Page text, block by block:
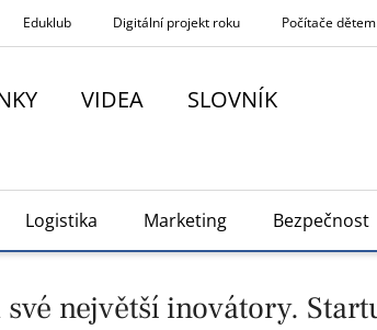
Eduklub Digitální projekt roku Počítače dětem
VIDEA SLOVNÍK
Logistika Marketing Bezpečnost
své největší inovátory.